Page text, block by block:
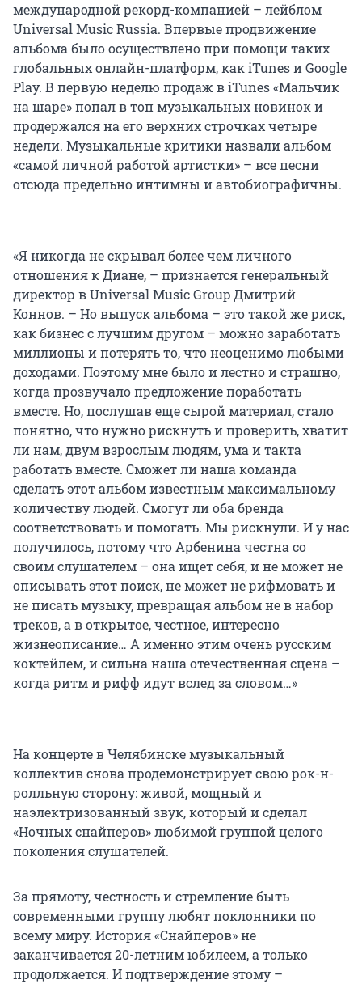
международной рекорд-компанией – лейблом
Universal Music Russia. Впервые продвижение
альбома было осуществлено при помощи таких
глобальных онлайн-платформ, как iTunes и Google
Play. В первую неделю продаж в iTunes «Мальчик
на шаре» попал в топ музыкальных новинок и
продержался на его верхних строчках четыре
недели. Музыкальные критики назвали альбом
«самой личной работой артистки» – все песни
отсюда предельно интимны и автобиографичны.
«Я никогда не скрывал более чем личного
отношения к Диане, – признается генеральный
директор в Universal Music Group Дмитрий
Коннов. – Но выпуск альбома – это такой же риск,
как бизнес с лучшим другом – можно заработать
миллионы и потерять то, что неоценимо любыми
доходами. Поэтому мне было и лестно и страшно,
когда прозвучало предложение поработать
вместе. Но, послушав еще cырой материал, стало
понятно, что нужно рискнуть и проверить, хватит
ли нам, двум взрослым людям, ума и такта
работать вместе. Сможет ли наша команда
сделать этот альбом известным максимальному
количеству людей. Смогут ли оба бренда
соответствовать и помогать. Мы рискнули. И у нас
получилось, потому что Арбенина честна со
своим слушателем – она ищет себя, и не может не
описывать этот поиск, не может не рифмовать и
не писать музыку, превращая альбом не в набор
треков, а в открытое, честное, интересно
жизнеописание… А именно этим очень русским
коктейлем, и сильна наша отечественная сцена –
когда ритм и рифф идут вслед за словом…»
На концерте в Челябинске музыкальный
коллектив снова продемонстрирует свою рок-н-
ролльную сторону: живой, мощный и
наэлектризованный звук, который и сделал
«Ночных снайперов» любимой группой целого
поколения слушателей.
За прямоту, честность и стремление быть
современными группу любят поклонники по
всему миру. История «Снайперов» не
заканчивается 20-летним юбилеем, а только
продолжается. И подтверждение этому –